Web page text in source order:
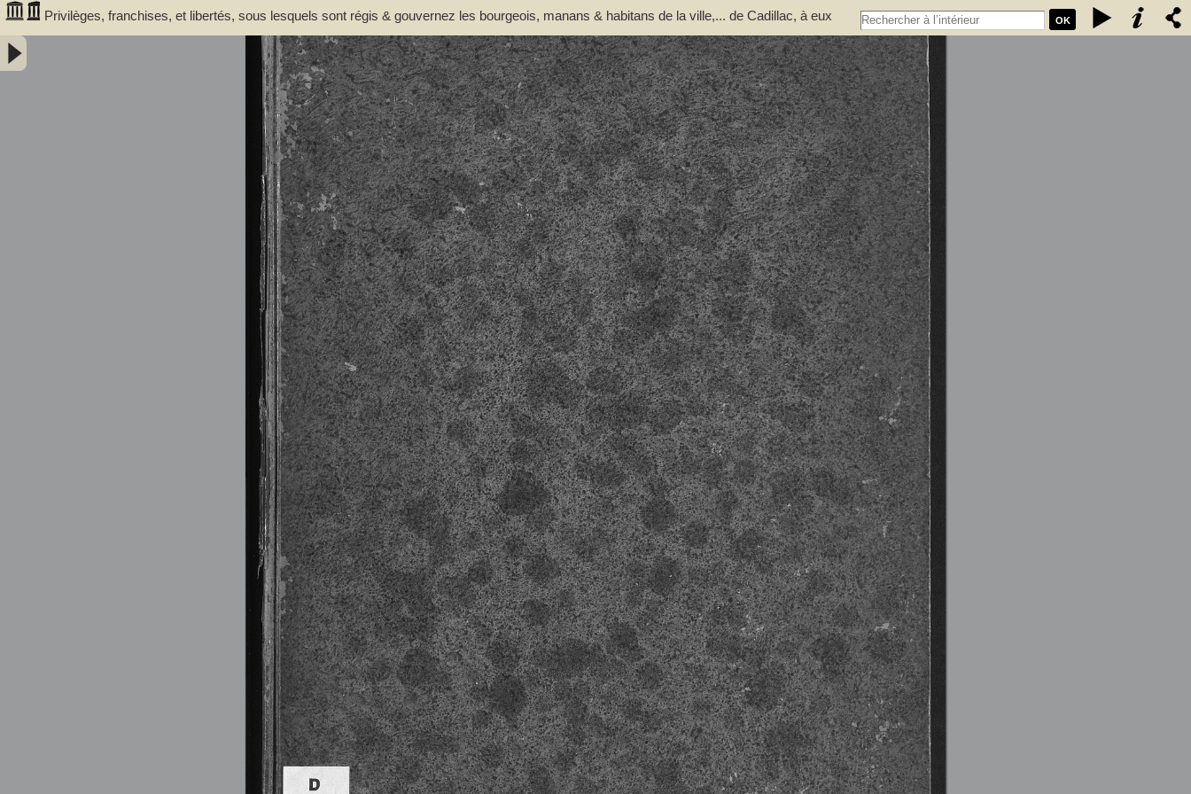
OK
Privilèges, franchises, et libertés, sous lesquels sont régis & gouvernez les bourgeois, manans & habitans de la ville,... de Cadillac, à eux
concedez & ratifiez successivement. Par messires Jean de Grailli, Pierre de Grailli, Archambaut comte de Foix, Gaston de Foix ... années